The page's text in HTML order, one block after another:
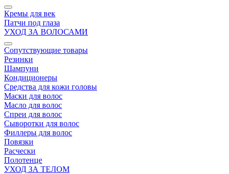
Кремы для век
Патчи под глаза
УХОД ЗА ВОЛОСАМИ
Сопутствующие товары
Резинки
Шампуни
Кондиционеры
Средства для кожи головы
Маски для волос
Масло для волос
Спреи для волос
Сыворотки для волос
Филлеры для волос
Повязки
Расчески
Полотенце
УХОД ЗА ТЕЛОМ